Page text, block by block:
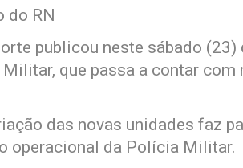
do RN
publicou neste sábado
que passa a contar
das novas unidades faz
operacional da Polícia Militar.